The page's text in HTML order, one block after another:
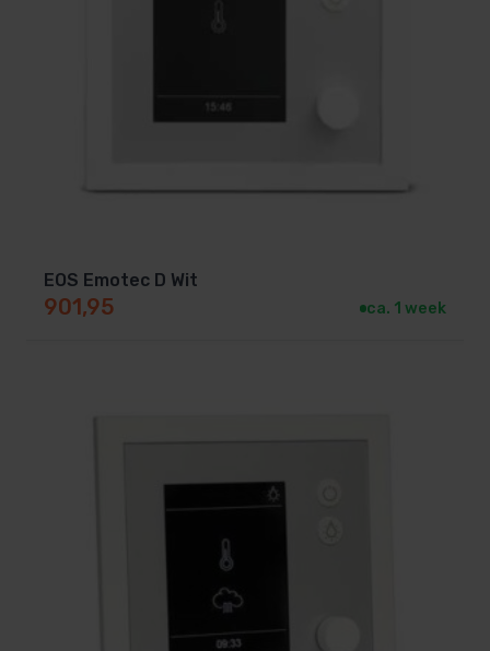
EOS Emotec D Wit
901,95 ca. 1 week